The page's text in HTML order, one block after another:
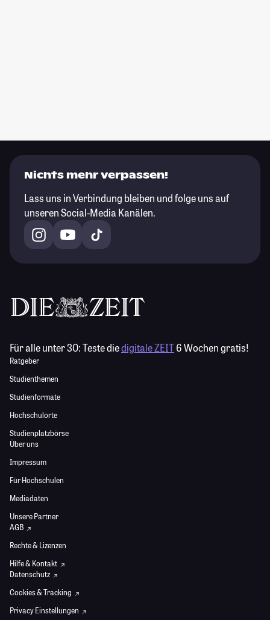
Nichts mehr verpassen!
Lass uns in Verbindung bleiben und folge uns auf
unseren Social-Media Kanälen.
Für alle unter 30:Teste diedigitale ZEIT6 Wochen gratis!
Ratgeber
Studienthemen
Studienformate
Hochschulorte
Studienplatzbörse
Über uns
Impressum
Für Hochschulen
Mediadaten
Unsere Partner
AGB
Rechte & Lizenzen
Hilfe & Kontakt
Datenschutz
Cookies & Tracking
Privacy Einstellungen